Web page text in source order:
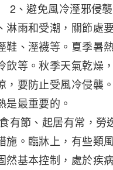
避免風冷溼
淋雨和受潮，關節處
鞋、溼襪等。夏季暑
飲等。秋季天氣乾燥
，要防止受風冷侵襲
熱是最重要的。
節、起居有常，勞
施。臨牀上，有些類
然基本控制，處於疾